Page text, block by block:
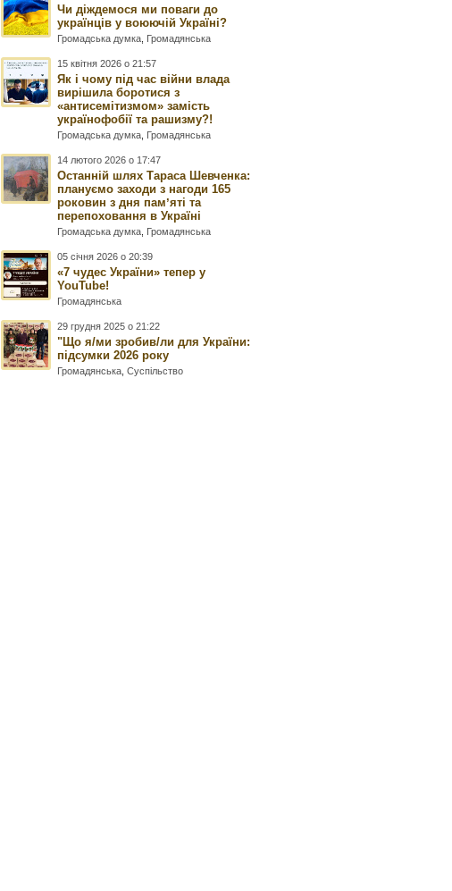
Чи діждемося ми поваги до
українців у воюючій Україні?
Громадська думка Громадянська
15 квітня 2026 о 21:57
Як і чому під час війни влада
вирішила боротися з
«антисемітизмом» замість
українофобії та рашизму?!
Громадська думка Громадянська
14 лютого 2026 о 17:47
Останній шлях Тараса Шевченка:
плануємо заходи з нагоди 165
роковин з дня памʼяті та
перепоховання в Україні
Громадська думка Громадянська
05 січня 2026 о 20:39
«7 чудес України» тепер у
YouTube!
Громадянська
29 грудня 2025 о 21:22
"Що я/ми зробив/ли для України:
підсумки 2026 року
Громадянська ,Суспільство